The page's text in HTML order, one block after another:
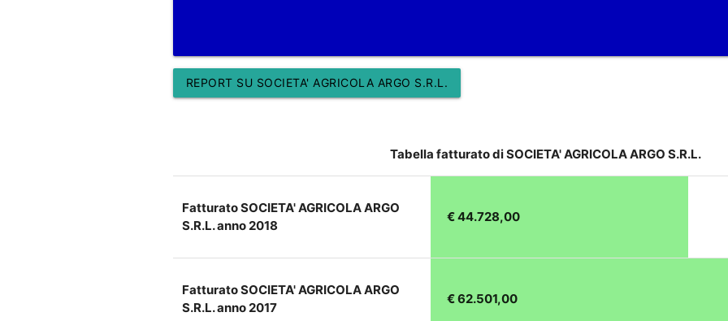
REPORT SU SOCIETA' AGRICOLA ARGO S.R.L.
Tabella fatturato di SOCIETA' AGRICOLA ARGO S.R.L.
Fatturato SOCIETA' AGRICOLA ARGO
S.R.L. anno 2018
€ 44.728,00
Fatturato SOCIETA' AGRICOLA ARGO
S.R.L. anno 2017
€ 62.501,00